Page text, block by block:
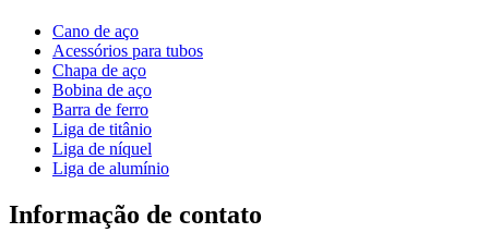
Cano de aço
Acessórios para tubos
Chapa de aço
Bobina de aço
Barra de ferro
Liga de titânio
Liga de níquel
Liga de alumínio
Informação de contato